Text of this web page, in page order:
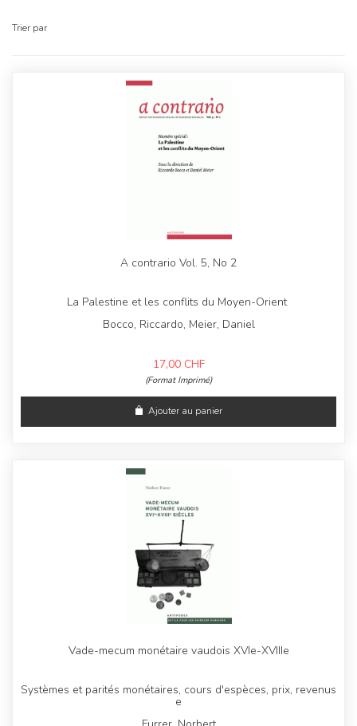
Trier par
A contrario Vol. 5, No 2
La Palestine et les conflits du Moyen-Orient
Bocco, Riccardo, Meier, Daniel
17,00 CHF
(Format Imprimé)
Ajouter au panier
Vade-mecum monétaire vaudois XVIe-XVIIIe
Systèmes et parités monétaires, cours d'espèces, prix, revenus
e